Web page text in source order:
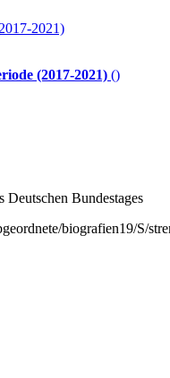
2021)
(2017-2021) ()
Deutschen Bundestages
biografien19/S/